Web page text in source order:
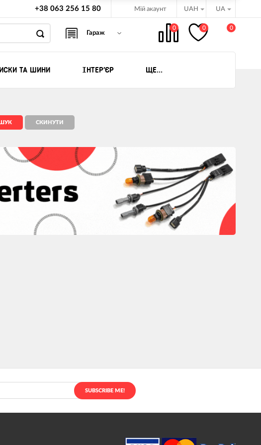
+38 063 256 15 80 Мій акаунт UAH UA
Гараж
0 0 0
ТА ШИНИ ІНТЕР'ЄР ЩЕ...
для квадроциклів ATV -
Такелаж
SUBSCRIBE ME!